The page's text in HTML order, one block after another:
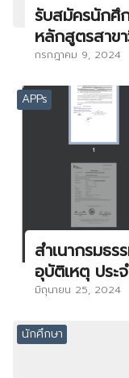
รับสมัครนักศึ
หลักสูตรสาขา
กรกฎาคม 9, 2024
APPs
สำเนากรมธ
อุบัติเหตุ ประ
มิถุนายน 25, 2024
นักศึกษา